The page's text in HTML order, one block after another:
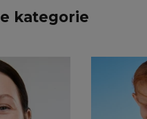
kategorie